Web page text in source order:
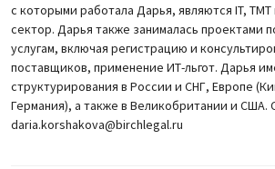
с которыми работала Дарья, являются IT,
сектор. Дарья также занималась проектами
услугам, включая регистрацию и
поставщиков, применение ИТ-льгот. Дарья
структурирования в России и СНГ, Европе
Германия), а также в Великобритании и США.
daria.korshakova@birchlegal.ru